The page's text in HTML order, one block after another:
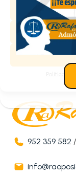
Política
952 359 582